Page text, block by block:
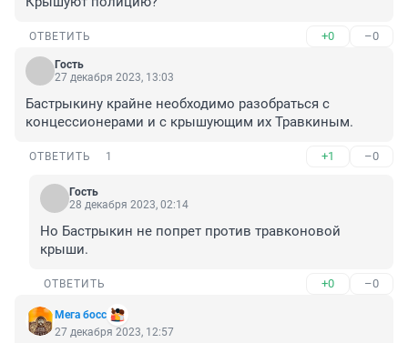
ОТВЕТИТЬ +0 –0
Гость
27 декабря 2023, 13:03
Бастрыкину крайне необходимо разобраться с
концессионерами и с крышующим их Травкиным.
ОТВЕТИТЬ 1 +1 –0
Гость
28 декабря 2023, 02:14
Но Бастрыкин не попрет против травконовой
крыши.
ОТВЕТИТЬ +0 –0
Мега босс
27 декабря 2023, 12:57